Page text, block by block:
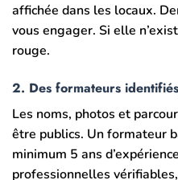
affichée dans les locaux.
vous engager. Si elle
rouge.
2. Des formateurs
Les noms, photos et
être publics. Un formateur
minimum 5 ans
professionnelles